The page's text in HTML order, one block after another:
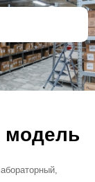
модель